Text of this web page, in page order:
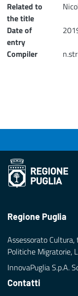
Related to
the title
Date of
entry
Compiler
Regione Puglia
Assessorato
Politiche Migratorie,
InnovaPuglia S.p.A.
Contatti